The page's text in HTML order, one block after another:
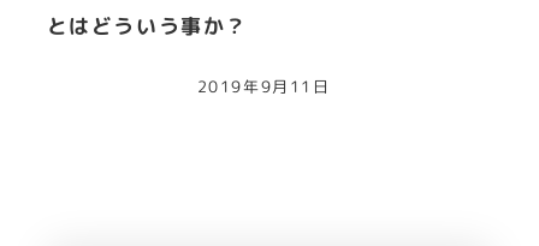
とはどういう事か？
2019年9月11日